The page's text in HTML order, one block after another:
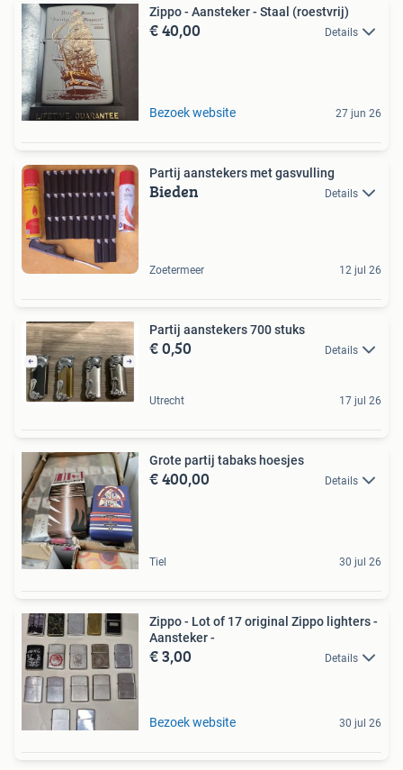
Zippo - Aansteker - Staal (roestvrij)
€ 40,00 Details
Bezoek website 27 jun 26
Partij aanstekers met gasvulling
Bieden Details
Zoetermeer 12 jul 26
Partij aanstekers 700 stuks
€ 0,50 Details
Utrecht 17 jul 26
Grote partij tabaks hoesjes
€ 400,00 Details
Tiel 30 jul 26
Zippo - Lot of 17 original Zippo lighters -
Aansteker -
€ 3,00 Details
Bezoek website 30 jul 26